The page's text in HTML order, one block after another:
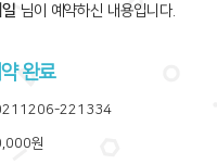
​님이 예약하신 내용입니다.
완료
221334
원